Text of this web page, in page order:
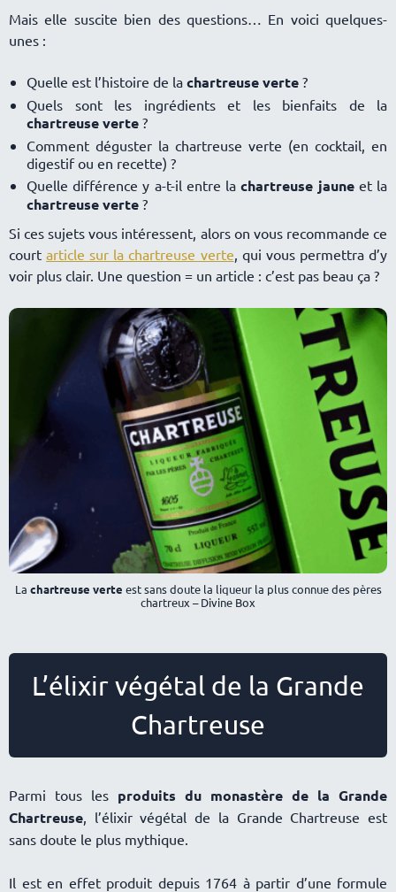
Mais elle suscite bien des questions… En voici quelques-
unes :
Quelle est l’histoire de la chartreuse verte ?
Quels sont les ingrédients et les bienfaits de la
chartreuse verte ?
Comment déguster la chartreuse verte (en cocktail, en
digestif ou en recette) ?
Quelle différence y a-t-il entre lachartreuse jauneet la
chartreuse verte ?
Si ces sujets vous intéressent, alors on vous recommande ce
courtarticle sur la chartreuse verte, qui vous permettra d’y
voir plus clair. Une question = un article : c’est pas beau ça ?
La chartreuse verte est sans doute la liqueur la plus connue des pères
chartreux – Divine Box
L’élixir végétal de la Grande
Chartreuse
Parmi tous les produits du monastère de la Grande
Chartreuse, l’élixir végétal de la Grande Chartreuse est
sans doute le plus mythique.
Il est en effet produit depuis 1764 à partir d’une formule